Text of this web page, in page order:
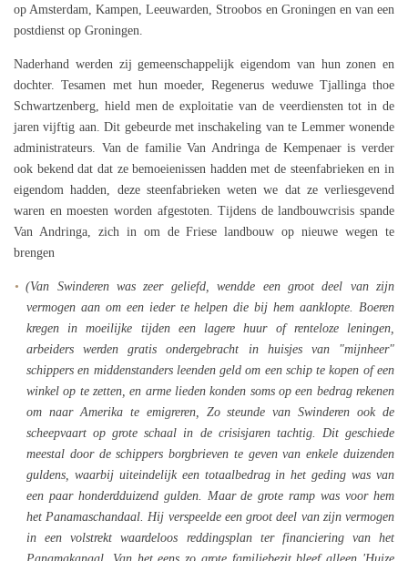
op Amsterdam, Kampen, Leeuwarden, Stroobos en Groningen en van een
postdienst op Groningen.
Naderhand werden zij gemeenschappelijk eigendom van hun zonen en
dochter. Tesamen met hun moeder, Regenerus weduwe Tjallinga thoe
Schwartzenberg, hield men de exploitatie van de veerdiensten tot in de
jaren vijftig aan. Dit gebeurde met inschakeling van te Lemmer wonende
administrateurs. Van de familie Van Andringa de Kempenaer is verder
ook bekend dat dat ze bemoeienissen hadden met de steenfabrieken en in
eigendom hadden, deze steenfabrieken weten we dat ze verliesgevend
waren en moesten worden afgestoten. Tijdens de landbouwcrisis spande
Van Andringa, zich in om de Friese landbouw op nieuwe wegen te
brengen
(Van Swinderen was zeer geliefd, wendde een groot deel van zijn
vermogen aan om een ieder te helpen die bij hem aanklopte. Boeren
kregen in moeilijke tijden een lagere huur of renteloze leningen,
arbeiders werden gratis ondergebracht in huisjes van "mijnheer"
schippers en middenstanders leenden geld om een schip te kopen of een
winkel op te zetten, en arme lieden konden soms op een bedrag rekenen
om naar Amerika te emigreren, Zo steunde van Swinderen ook de
scheepvaart op grote schaal in de crisisjaren tachtig. Dit geschiede
meestal door de schippers borgbrieven te geven van enkele duizenden
guldens, waarbij uiteindelijk een totaalbedrag in het geding was van
een paar honderdduizend gulden. Maar de grote ramp was voor hem
het Panamaschandaal. Hij verspeelde een groot deel van zijn vermogen
in een volstrekt waardeloos reddingsplan ter financiering van het